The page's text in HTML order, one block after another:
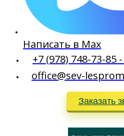
Написать в Max
+7 (978) 748-73-85
office@sev-
Заказать